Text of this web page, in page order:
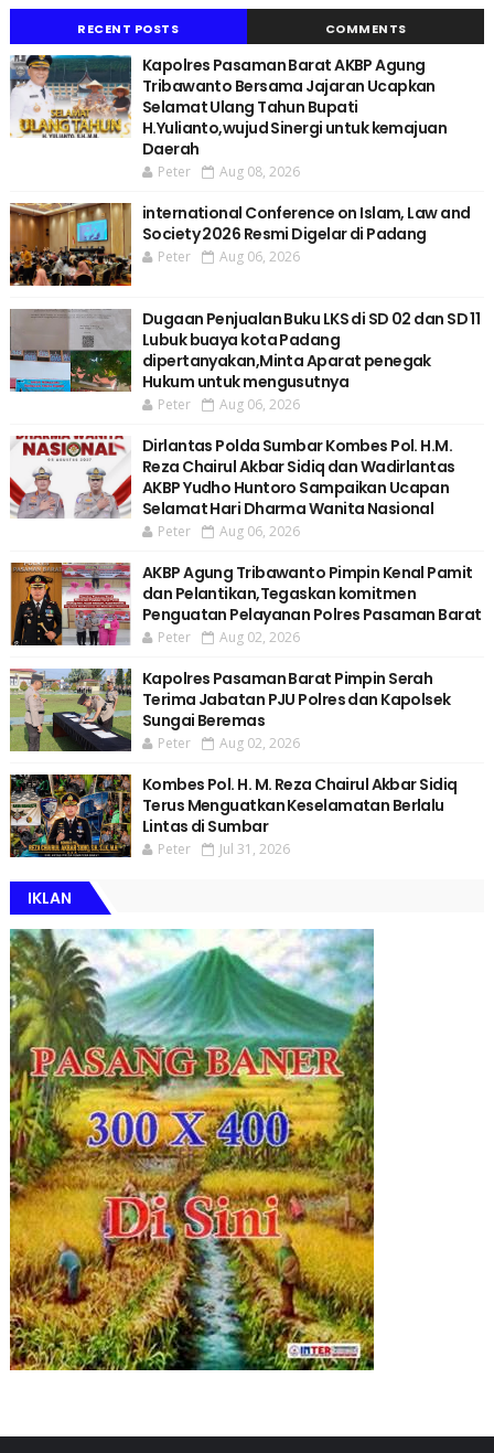
RECENT POSTS COMMENTS
Kapolres Pasaman Barat AKBP Agung
Tribawanto Bersama Jajaran Ucapkan
Selamat Ulang Tahun Bupati
H.Yulianto,wujud Sinergi untuk kemajuan
Daerah
Peter Aug 08, 2026
international Conference on Islam, Law and
Society 2026 Resmi Digelar di Padang
Peter Aug 06, 2026
Dugaan Penjualan Buku LKS di SD 02 dan SD 11
Lubuk buaya kota Padang
dipertanyakan,Minta Aparat penegak
Hukum untuk mengusutnya
Peter Aug 06, 2026
Dirlantas Polda Sumbar Kombes Pol. H.M.
Reza Chairul Akbar Sidiq dan Wadirlantas
AKBP Yudho Huntoro Sampaikan Ucapan
Selamat Hari Dharma Wanita Nasional
Peter Aug 06, 2026
AKBP Agung Tribawanto Pimpin Kenal Pamit
dan Pelantikan,Tegaskan komitmen
Penguatan Pelayanan Polres Pasaman Barat
Peter Aug 02, 2026
Kapolres Pasaman Barat Pimpin Serah
Terima Jabatan PJU Polres dan Kapolsek
Sungai Beremas
Peter Aug 02, 2026
Kombes Pol. H. M. Reza Chairul Akbar Sidiq
Terus Menguatkan Keselamatan Berlalu
Lintas di Sumbar
Peter Jul 31, 2026
IKLAN